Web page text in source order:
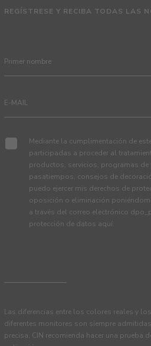
REGÍSTRESE Y RECIBA TODAS LAS
Mediante la cumplimentación de
participadas a proceder al
productos, servicios, programas
pasatiempos, consejos de
puedo ejercer mis derechos de
oposición o eliminación
a través del correo electrónico
protección de datos aquí.
Las diferencias entre los colores reales y
diferentes monitores son siempre
precisa, CIN recomienda hacer una prueba